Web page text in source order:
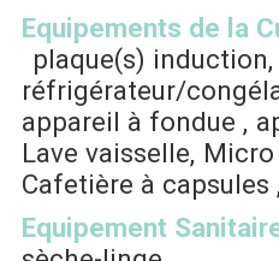
Equipements de la
plaque(s) induction
réfrigérateur/
appareil à fondue
Lave vaisselle
Cafetière à capsules
Equipement